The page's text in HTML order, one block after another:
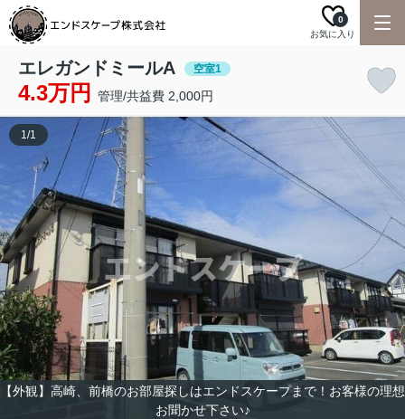
お気に入り
0
エレガンドミールA 空室1
4.3万円 管理/共益費 2,000円
【外観】高崎、前橋のお部屋探しはエンドスケープまで！お客様の理想
お聞かせ下さい♪
1/1